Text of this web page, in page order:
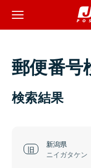
郵便番号
検索結果
新潟県
ニイガタケン